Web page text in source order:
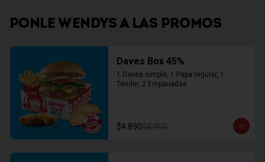
PONLE WENDYS A LAS PROMOS
Daves Box 45%
1 Daves simple, 1 Papa regular, 1
Tender, 2 Empanadas
$4.890$8.900